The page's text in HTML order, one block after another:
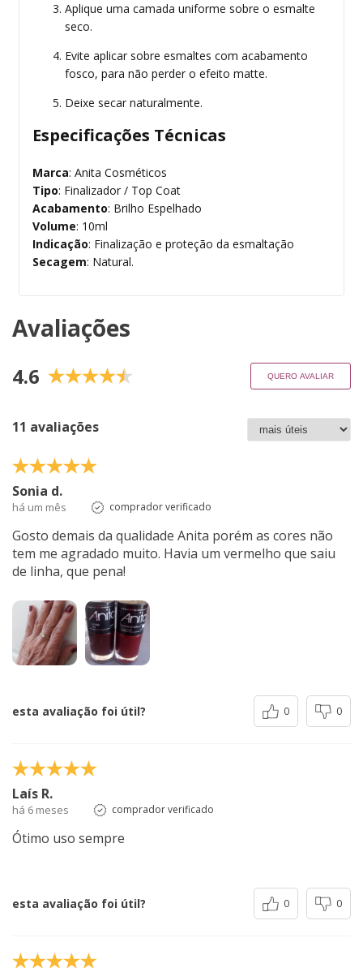
Aplique uma camada uniforme sobre o esmalte
seco.
Evite aplicar sobre esmaltes com acabamento
fosco, para não perder o efeito matte.
Deixe secar naturalmente.
Especificações Técnicas
Marca: Anita Cosméticos
Tipo: Finalizador / Top Coat
Acabamento: Brilho Espelhado
Volume: 10ml
Indicação: Finalização e proteção da esmaltação
Secagem: Natural.
Avaliações
4.6 QUERO AVALIAR
11 avaliações
Sonia d.
há um mês comprador verificado
Gosto demais da qualidade Anita porém as cores não
tem me agradado muito. Havia um vermelho que saiu
de linha, que pena!
esta avaliação foi útil? 0 0
Laís R.
há 6 meses comprador verificado
Ótimo uso sempre
esta avaliação foi útil? 0 0